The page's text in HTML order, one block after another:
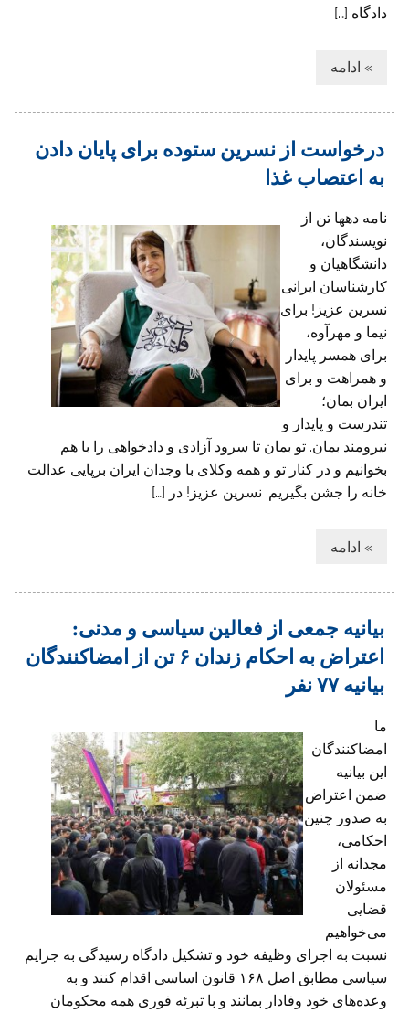
دادگاه […]
» ادامه
درخواست از نسرین ستوده برای پایان دادن
به اعتصاب غذا
نامه دهها تن از
نویسندگان،
دانشگاهیان و
کارشناسان ایرانی
نسرین عزیز! برای
نیما و مهرآوه،
برای همسر پایدار
و همراهت و برای
ایران بمان؛‌
تندرست و پایدار و
نیرومند بمان. تو بمان تا سرود آزادی و دادخواهی را با هم
بخوانیم و در کنار تو و همه وکلای با وجدان ایران برپایی عدالت
خانه را جشن بگیریم. نسرین عزیز! در […]
» ادامه
بیانیه جمعی از فعالین سیاسی و مدنی:
اعتراض به احکام زندان ۶ تن از امضاکنندگان
بیانیه ۷۷ نفر
ما
امضاکنندگان
این بیانیه
ضمن اعتراض
به صدور چنین
احکامی،
مجدانه از
مسئولان
قضایی
می‌خواهیم
نسبت به اجرای وظیفه خود و تشکیل دادگاه رسیدگی به جرایم
سیاسی مطابق اصل ۱۶۸ قانون اساسی اقدام کنند و به
وعده‌های خود وفادار بمانند و با تبرئه فوری همه محکومان